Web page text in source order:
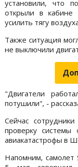
установили, что
открыли в кабине
усилить тягу
Также ситуация
не выключили
"Двигатели
потушили", -
Сейчас
проверку системы
авиакатастрофы в
Напомним, самолет